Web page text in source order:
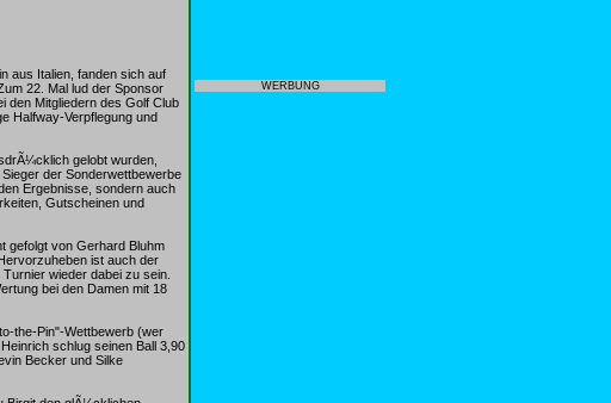
aus Italien, fanden sich auf
22. Mal lud der Sponsor
den Mitgliedern des Golf Club
Halfway-Verpflegung und
gelobt wurden,
der Sonderwettbewerbe
Ergebnisse, sondern auch
Gutscheinen und
gefolgt von Gerhard Bluhm
ist auch der
wieder dabei zu sein.
bei den Damen mit 18
the-Pin"-Wettbewerb (wer
schlug seinen Ball 3,90
Becker und Silke
WERBUNG